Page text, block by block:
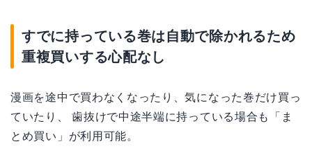
すでに持っている巻は自動で除かれるため
重複買いする心配なし
漫画を途中で買わなくなったり、気になった巻だけ買っ
ていたり、 歯抜けで中途半端に持っている場合も「ま
とめ買い」が利用可能。